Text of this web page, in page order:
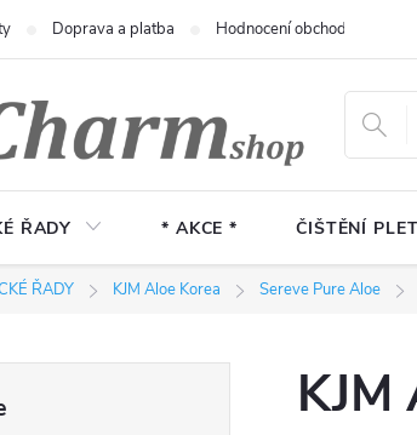
Doprava a platba Hodnocení obchodu
ŘADY * AKCE * ČIŠTĚNÍ
ŘADY KJM Aloe Korea Sereve Pure Aloe